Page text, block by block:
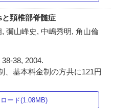
頚椎部脊髄症
彌山峰史, 中嶋秀明, 角山倫
38-38, 2004.
、基本料金制の方共に121円
ード(1.08MB)